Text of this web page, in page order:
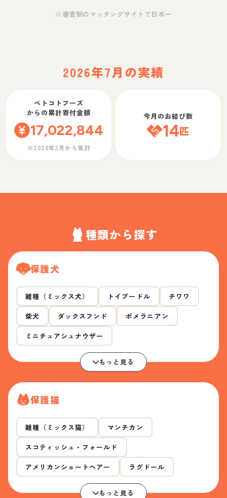
※審査制のマッチングサイトで日本一
2026年7月の実績
ペトコトフーズ
からの累計寄付金額
17,022,844
※2020年2月から集計
今月のお結び数
14匹
種類から探す
保護犬
雑種（ミックス犬） トイプードル チワワ
柴犬 ダックスフンド ポメラニアン
ミニチュアシュナウザー
もっと見る
保護猫
雑種（ミックス猫） マンチカン
スコティッシュ・フォールド
アメリカンショートヘアー ラグドール
もっと見る